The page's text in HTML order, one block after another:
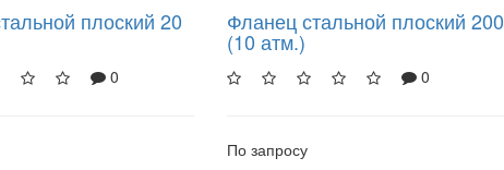
плоский 20
0
Фланец стальной плоский 200
(10 атм.)
0
По запросу